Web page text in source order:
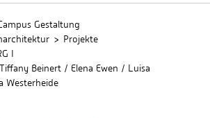
Gestaltung
Projekte
I
Beinert / Elena Ewen / Luisa
Westerheide